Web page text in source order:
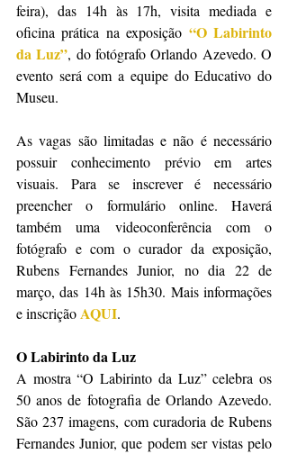
feira), das 14h às 17h, visita mediada e
oficina prática na exposição “O Labirinto
da Luz”, do fotógrafo Orlando Azevedo. O
evento será com a equipe do Educativo do
Museu.
As vagas são limitadas e não é necessário
possuir conhecimento prévio em artes
visuais. Para se inscrever é necessário
preencher o formulário online. Haverá
também uma videoconferência com o
fotógrafo e com o curador da exposição,
Rubens Fernandes Junior, no dia 22 de
março, das 14h às 15h30. Mais informações
e inscrição AQUI.
O Labirinto da Luz
A mostra “O Labirinto da Luz” celebra os
50 anos de fotografia de Orlando Azevedo.
São 237 imagens, com curadoria de Rubens
Fernandes Junior, que podem ser vistas pelo